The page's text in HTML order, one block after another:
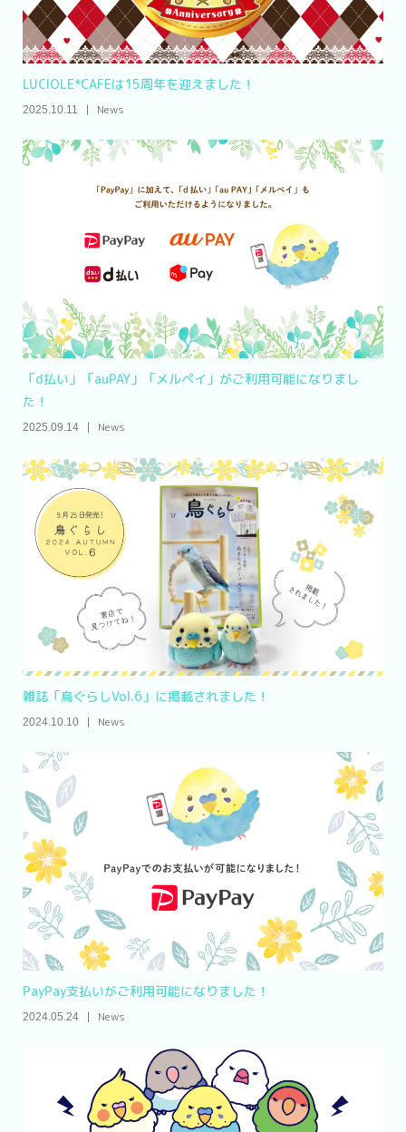
LUCIOLE*CAFEは15周年を迎えました！
2025.10.11 News
「d払い」「auPAY」「メルペイ」がご利用可能になりまし
た！
2025.09.14 News
雑誌「鳥ぐらしVol.6」に掲載されました！
2024.10.10 News
PayPay支払いがご利用可能になりました！
2024.05.24 News